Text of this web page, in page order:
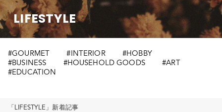
LIFESTYLE
#GOURMET #INTERIOR
#HOBBY
#BUSINESS
#HOUSEHOLD GOODS
#ART
#EDUCATION
「LIFESTYLE」新着記事